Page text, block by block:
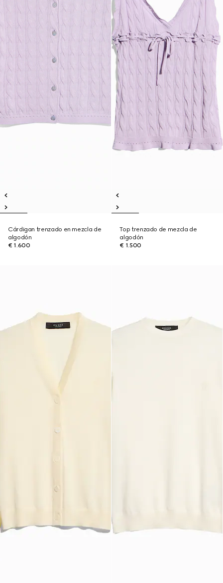
Cárdigan trenzado en mezcla de
algodón
€ 1.600
Top trenzado de mezcla de
algodón
€ 1.500